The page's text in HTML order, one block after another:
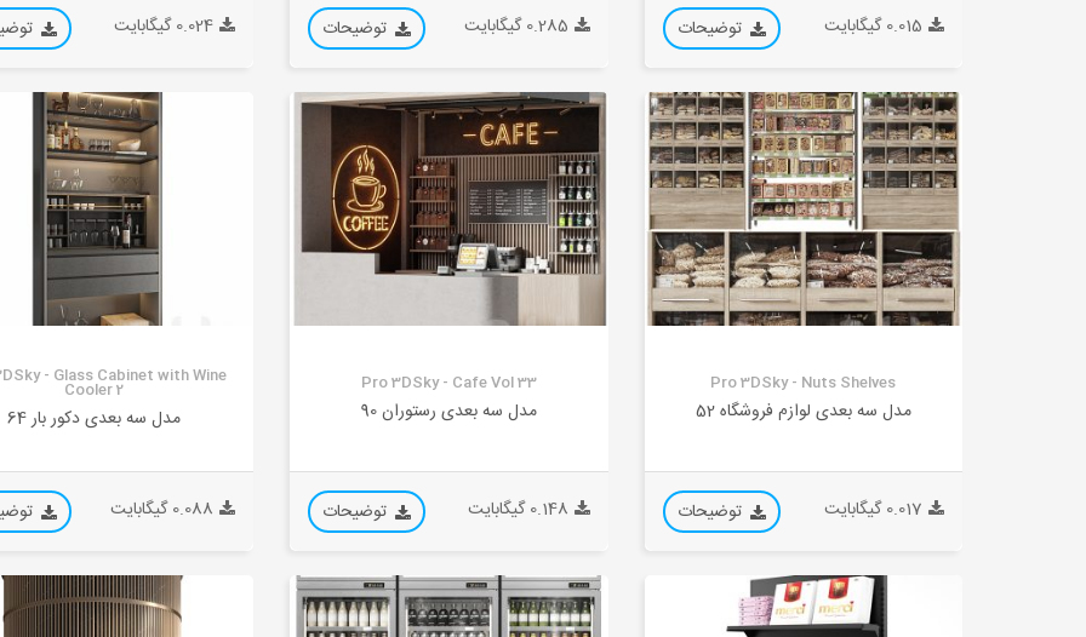
0.015 گیگابایت توضیحات 0.285 گیگابایت توضیحات 0.024 گیگابایت
Pro 3DSky - Nuts Shelves
مدل سه بعدی لوازم فروشگاه 52
0.017 گیگابایت توضیحات
Pro 3DSky - Cafe Vol 33
مدل سه بعدی رستوران 90
0.148 گیگابایت توضیحات
- Glass Cabinet with Wine
Cooler 2
مدل سه بعدی دکور بار 64
0.088 گیگابایت